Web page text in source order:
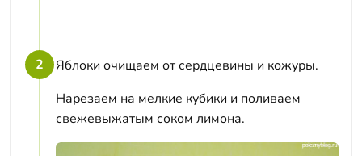
2
Яблоки очищаем от сердцевины и кожуры.
Нарезаем на мелкие кубики и поливаем
свежевыжатым соком лимона.